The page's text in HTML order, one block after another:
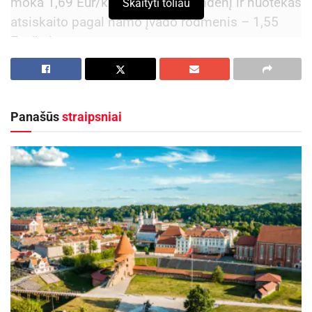
atsiskaito pagal namo įvado rodmenis – 1,55
Eur/kub. m.
Aktualios naujienos
DHL perka „Venipak“ grupę: stiprins pozicijas
Baltijos šalyse
Europos Sąjungos sankcijos „Mere“ tinklo
savininkams: ekonominio saugumo ir solidarumo
su Ukraina užtikrinimas
2026-07-25
Naujasis vandens tarifas individualių namų
savininkams – 1,56 Eur/kub. m.
Primename, kas mokestis už atsiskaitomųjų
Skaityti toliau
Panašūsstraipsniai